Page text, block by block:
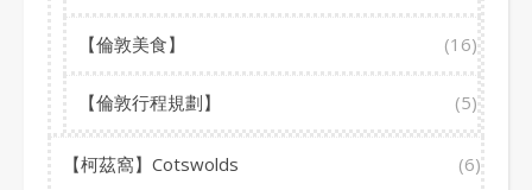
【倫敦美食】 (16)
【倫敦行程規劃】 (5)
【柯茲窩】Cotswolds (6)